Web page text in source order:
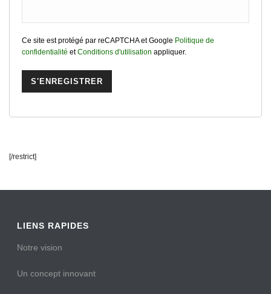
Ce site est protégé par reCAPTCHA et Google Politique de
confidentialité etConditions d'utilisation appliquer.
[/restrict]
LIENS RAPIDES
Notre vision
Un concept innovant